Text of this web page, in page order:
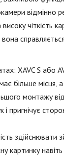
відмінно
чіткість
XAVC S або
більше місця,
монтажу
пригнічує
здійснювати
картинку